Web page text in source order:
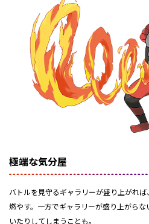
極端な気分屋
バトルを見守るギャラリーが盛り上がれ
燃やす。一方でギャラリーが盛り上がら
いたりしてしまうことも。